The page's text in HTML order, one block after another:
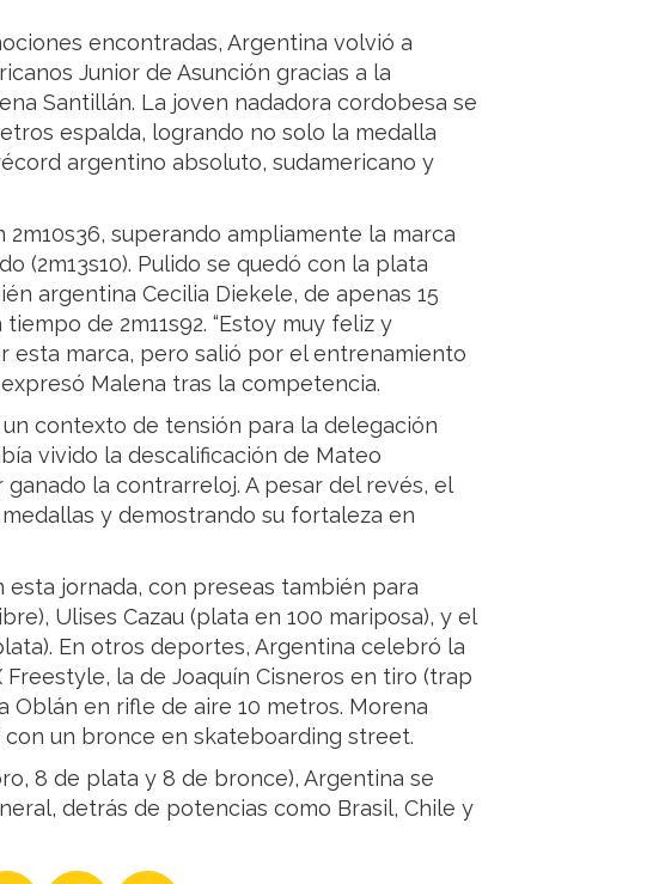
encontradas, Argentina volvió a
Junior de Asunción gracias a la
Santillán. La joven nadadora cordobesa se
espalda, logrando no solo la medalla
argentino absoluto, sudamericano y
superando ampliamente la marca
(2m13s10). Pulido se quedó con la plata
argentina Cecilia Diekele, de apenas 15
de 2m11s92. “Estoy muy feliz y
esta marca, pero salió por el entrenamiento
Malena tras la competencia.
contexto de tensión para la delegación
vivido la descalificación de Mateo
la contrarreloj. A pesar del revés, el
y demostrando su fortaleza en
jornada, con preseas también para
Ulises Cazau (plata en 100 mariposa), y el
En otros deportes, Argentina celebró la
la de Joaquín Cisneros en tiro (trap
Oblán en rifle de aire 10 metros. Morena
un bronce en skateboarding street.
8 de plata y 8 de bronce), Argentina se
detrás de potencias como Brasil, Chile y